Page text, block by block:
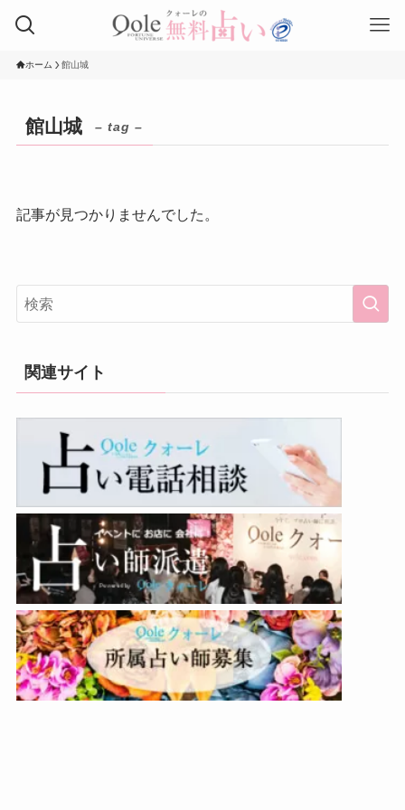
ホーム 館山城
館山城 – tag –
記事が見つかりませんでした。
関連サイト